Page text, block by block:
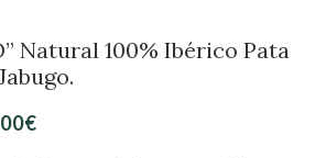
Natural 100% Ibérico Pata
€